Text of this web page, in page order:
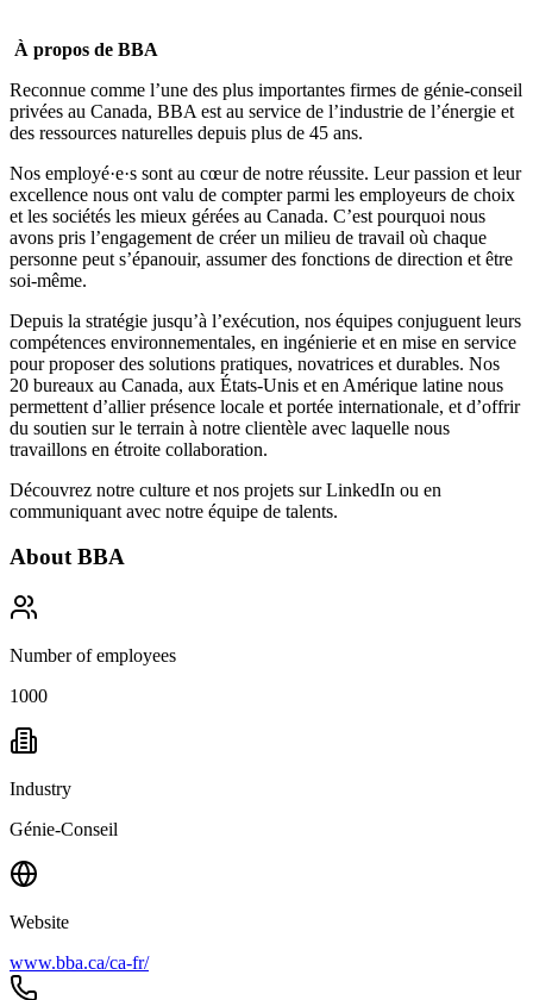
À propos de BBA
Reconnue comme l’une des plus importantes firmes de génie-conseil
privées au Canada, BBA est au service de l’industrie de l’énergie et
des ressources naturelles depuis plus de 45 ans.
Nos employé·e·s sont au cœur de notre réussite. Leur passion et leur
excellence nous ont valu de compter parmi les employeurs de choix
et les sociétés les mieux gérées au Canada. C’est pourquoi nous
avons pris l’engagement de créer un milieu de travail où chaque
personne peut s’épanouir, assumer des fonctions de direction et être
soi-même.
Depuis la stratégie jusqu’à l’exécution, nos équipes conjuguent leurs
compétences environnementales, en ingénierie et en mise en service
pour proposer des solutions pratiques, novatrices et durables. Nos
20 bureaux au Canada, aux États-Unis et en Amérique latine nous
permettent d’allier présence locale et portée internationale, et d’offrir
du soutien sur le terrain à notre clientèle avec laquelle nous
travaillons en étroite collaboration.
Découvrez notre culture et nos projets surLinkedIn ou en
communiquant avec notre équipe de talents.
About BBA
Number of employees
1000
Industry
Génie-Conseil
Website
www.bba.ca/ca-fr/